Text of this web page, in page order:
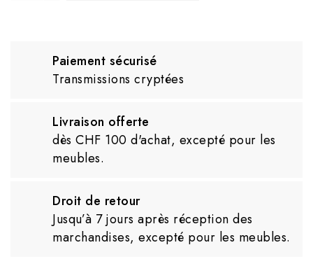
Paiement sécurisé
Transmissions cryptées
Livraison offerte
dès CHF 100 d'achat, excepté pour les
meubles.
Droit de retour
Jusqu’à 7 jours après réception des
marchandises, excepté pour les meubles.